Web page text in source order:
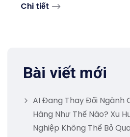
Chi tiết
Bài viết mới
AI Đang Thay Đổi Ngành
Hàng Như Thế Nào? Xu
Nghiệp Không Thể Bỏ Qua